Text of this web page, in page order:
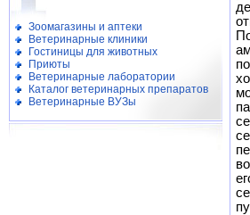
Зоомагазины и аптеки
Ветеринарные клиники
Гостиницы для животных
Приюты
Ветеринарные лаборатории
Каталог ветеринарных препаратов
Ветеринарные ВУЗы